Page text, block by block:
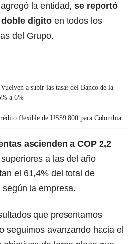
la entidad, se reportó
dígito en todos los
del Grupo.
a subir las tasas del Banco de la
a 6%
flexible de US$9.800 para Colombia
ascienden a COP 2,2
a las del año
el 61,4% del total de
la empresa.
que presentamos
seguimos avanzando hacia el